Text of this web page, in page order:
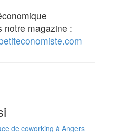
notre magazine :